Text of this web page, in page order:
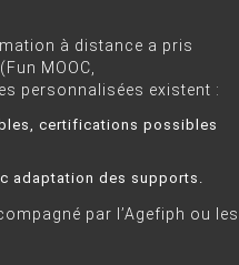
à distance a pris
MOOC,
personnalisées existent :
certifications possibles
adaptation des supports.
par l’Agefiph ou les